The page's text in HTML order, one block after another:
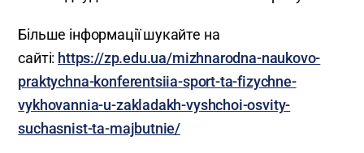
Більше інформації шукайте на
сайті: https://zp.edu.ua/mizhnarodna-naukovo-
praktychna-konferentsiia-sport-ta-fizychne-
vykhovannia-u-zakladakh-vyshchoi-osvity-
suchasnist-ta-majbutnie/